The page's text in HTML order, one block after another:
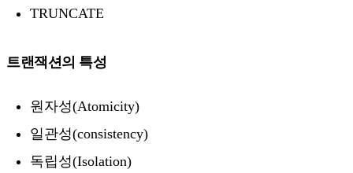
TRUNCATE
트랜잭션의 특성
원자성(Atomicity)
일관성(consistency)
독립성(Isolation)